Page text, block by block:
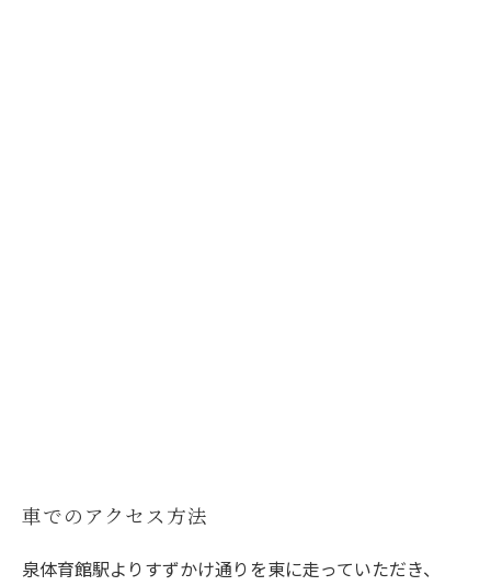
車でのアクセス方法
泉体育館駅よりすずかけ通りを東に走っていただき、